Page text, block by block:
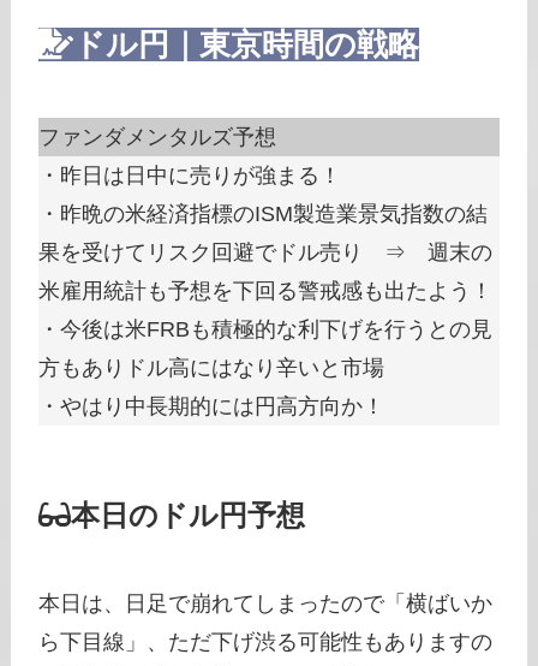
ドル円｜東京時間の戦略
ファンダメンタルズ予想
・昨日は日中に売りが強まる！
・昨晩の米経済指標のISM製造業景気指数の結
果を受けてリスク回避でドル売り ⇒ 週末の
米雇用統計も予想を下回る警戒感も出たよう！
・今後は米FRBも積極的な利下げを行うとの見
方もありドル高にはなり辛いと市場
・やはり中長期的には円高方向か！
本日のドル円予想
本日は、日足で崩れてしまったので「横ばいか
ら下目線」、ただ下げ渋る可能性もありますの